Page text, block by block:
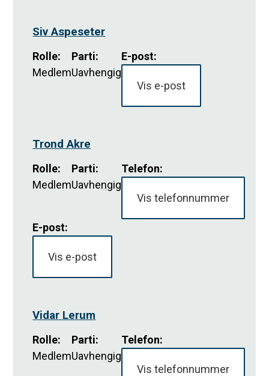
Siv Aspeseter
Rolle:
Medlem
Parti:
Uavhengig
E-post:
Vis e-post
Trond Akre
Rolle:
Medlem
Parti:
Uavhengig
Telefon:
Vis telefonnummer
E-post:
Vis e-post
Vidar Lerum
Rolle:
Medlem
Parti:
Uavhengig
Telefon:
Vis telefonnummer